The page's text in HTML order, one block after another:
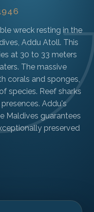
wreck resting in the
Addu Atoll. This
at 30 to 33 meters
The massive
corals and sponges,
species. Reef sharks
Addu's
Maldives guarantees
preserved